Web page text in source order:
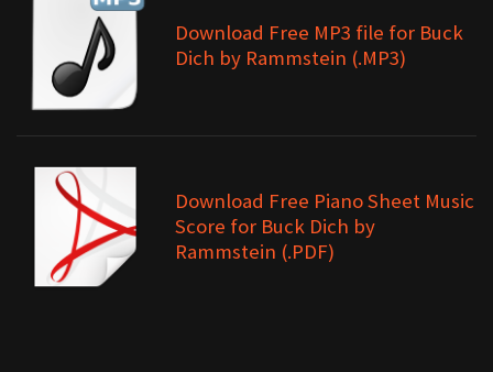
Download Free MP3 file for Buck
Dich by Rammstein (.MP3)
Download Free Piano Sheet Music
Score for Buck Dich by
Rammstein (.PDF)